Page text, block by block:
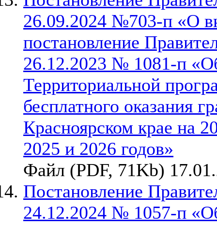
26.09.2024 №703-п «О
постановление
26.12.2023 № 1081-п
Территориальной
бесплатного оказания
Красноярском крае на
2025 и 2026 годов»
Файл (PDF, 71Kb)
Постановление
24.12.2024 № 1057-п